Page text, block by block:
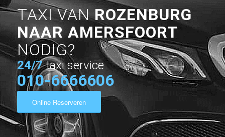
TAXI VANROZENBURG
NAAR AMERSFOORT
NODIG?
24/7 taxi service
010-6666606
Online Reserveren